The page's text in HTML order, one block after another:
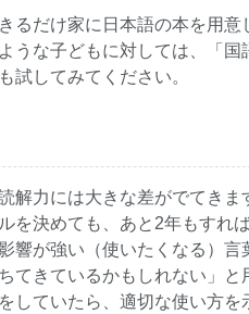
るだけ家に日本語の本を用意
うな子どもに対しては、「国
試してみてください。
解力には大きな差がでてきま
を決めても、あと2年もすれ
響が強い（使いたくなる）言
てきているかもしれない」と
していたら、適切な使い方を